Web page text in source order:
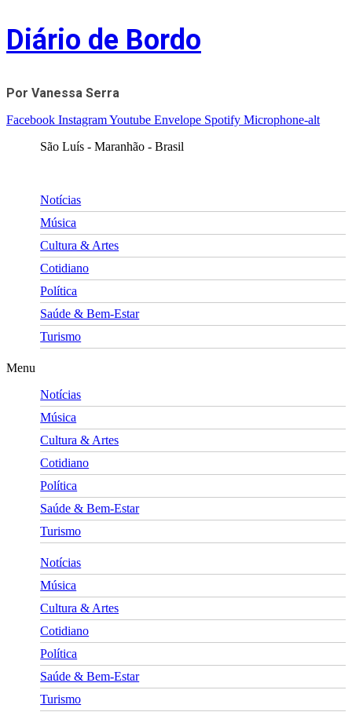
Skip
to
content
Diário de Bordo
Por Vanessa Serra
Facebook InstagramYoutube Envelope Spotify Microphone-alt
São Luís - Maranhão - Brasil
Notícias
Música
Cultura & Artes
Cotidiano
Política
Saúde & Bem-Estar
Turismo
Menu
Notícias
Música
Cultura & Artes
Cotidiano
Política
Saúde & Bem-Estar
Turismo
Notícias
Música
Cultura & Artes
Cotidiano
Política
Saúde & Bem-Estar
Turismo